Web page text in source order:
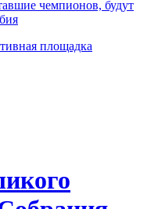
чемпионов, будут
площадка